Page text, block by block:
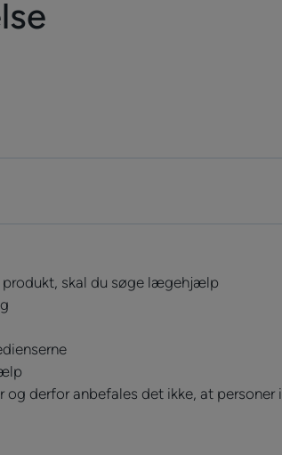
produkt, skal du søge lægehjælp
derfor anbefales det ikke, at personer i